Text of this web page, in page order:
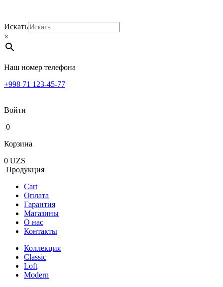
Искать
×
Наш номер телефона
+998 71 123-45-77
Войти
0
Корзина
0 UZS
Продукция
Cart
Оплата
Гарантия
Магазины
О нас
Контакты
Коллекция
Classic
Loft
Modern